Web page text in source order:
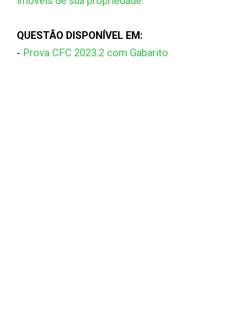
QUESTÃO DISPONÍVEL EM:
- Prova CFC 2023.2 com Gabarito